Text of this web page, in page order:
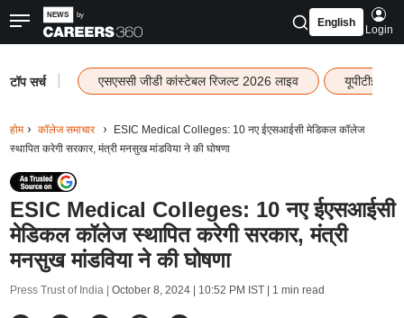
English
Login
टॉप सर्च एसएससी जीडी कांस्टेबल रिजल्ट 2026 लाइव यूपीटीईटी
होम कॉलेज समाचार
ESIC Medical Colleges: 10 नए ईएसआईसी मेडिकल कॉलेज
स्थापित करेगी सरकार, मंत्री मनसुख मांडविया ने की घोषणा
ESIC Medical Colleges: 10 नए ईएसआईसी
मेडिकल कॉलेज स्थापित करेगी सरकार, मंत्री
मनसुख मांडविया ने की घोषणा
Press Trust of India | October 8, 2024 | 10:52 PM IST| 1 min read